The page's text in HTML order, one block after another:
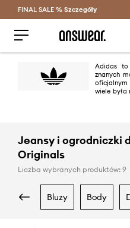
Oszczędzaj z
FINAL SALE % Szczegóły
Adidas to
znanych
oficjalnym
wiele
Jeansy i ogrodniczki
Originals
Liczba wybranych produktów: 9
bluzy body